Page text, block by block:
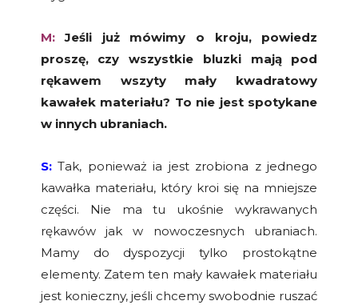
M:Jeśli już mówimy o kroju, powiedz
proszę, czy wszystkie bluzki mają pod
rękawem wszyty mały kwadratowy
kawałek materiału? To nie jest spotykane
w innych ubraniach.
S:Tak, ponieważ ia jest zrobiona z jednego
kawałka materiału, który kroi się na mniejsze
części. Nie ma tu ukośnie wykrawanych
rękawów jak w nowoczesnych ubraniach.
Mamy do dyspozycji tylko prostokątne
elementy. Zatem ten mały kawałek materiału
jest konieczny, jeśli chcemy swobodnie ruszać